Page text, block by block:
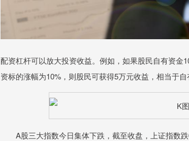
配资杠杆可以放大投资收益。例如，如果股民自有资
资标的涨幅为10%，则股民可获得5万元收益，相当于自
A股三大指数今日集体下跌，截至收盘，上证指数跌